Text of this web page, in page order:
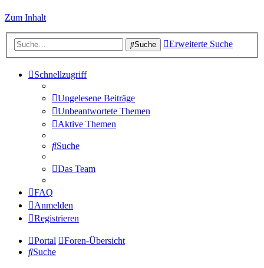
Zum Inhalt
Suche Erweiterte Suche
Schnellzugriff
Ungelesene Beiträge
Unbeantwortete Themen
Aktive Themen
Suche
Das Team
FAQ
Anmelden
Registrieren
Portal
Foren-Übersicht
Suche